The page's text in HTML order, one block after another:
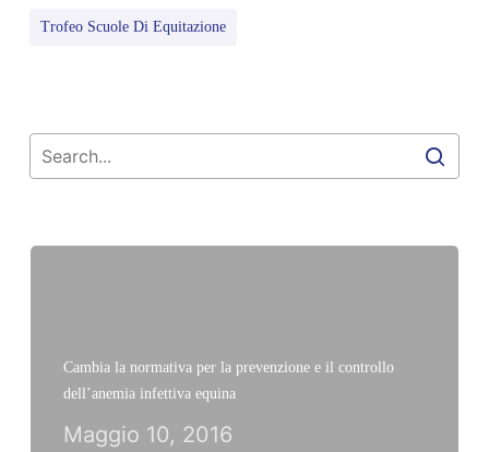
Trofeo Scuole Di Equitazione
Cambia la normativa per la prevenzione e il controllo
dell’anemia infettiva equina
Maggio 10, 2016